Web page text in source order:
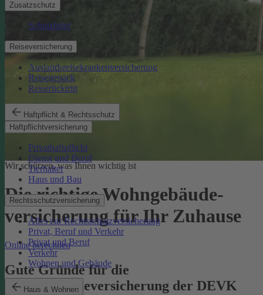
Zusatzschutz
Schutzbrief
Reiseversicherung
Auslandsreisekrankenversicherung
Reisegepäck
Reiserücktritt
Haftpflicht & Rechtsschutz
Haftpflichtversicherung
Privathaftpflicht
Dienst und Beruf
Tierhalter
Haus und Bau
Rechtsschutzversicherung
Alles zur Rechtsschutzversicherung
Privat, Beruf und Verkehr
Privat und Beruf
Verkehr
Wohnen und Gebäude
Haus & Wohnen
Wir schützen, was Ihnen wichtig ist
Die richtige Wohngebäude­
versicherung für Ihr Zuhause
Online berechnen
Gute Gründe für die
Wohngebäudeversicherung der DEVK